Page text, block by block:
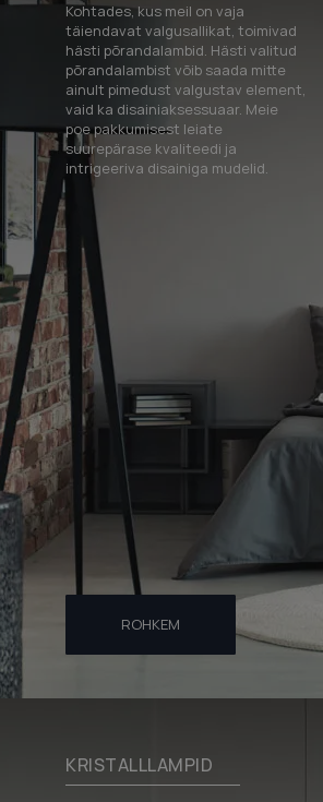
Kohtades, kus meil on vaja
täiendavat valgusallikat, toimivad
hästi põrandalambid. Hästi valitud
põrandalambist võib saada mitte
ainult pimedust valgustav element,
vaid ka disainiaksessuaar. Meie
poe pakkumisest leiate
suurepärase kvaliteedi ja
intrigeeriva disainiga mudelid.
ROHKEM
KRISTALLLAMPID